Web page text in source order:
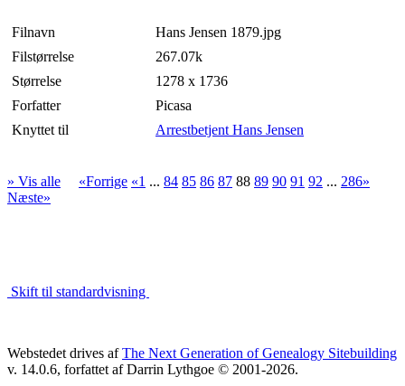
Filnavn
Hans Jensen 1879.jpg
Filstørrelse
267.07k
Størrelse
1278 x 1736
Forfatter
Picasa
Knyttet til
Arrestbetjent Hans Jensen
» Vis alle «Forrige «1 ... 84 85 86 87 88 89 90 91 92 ... 286»
Næste»
Skift til standardvisning
Webstedet drives afThe Next Generation of Genealogy Sitebuilding
v. 14.0.6, forfattet af Darrin Lythgoe © 2001-2026.